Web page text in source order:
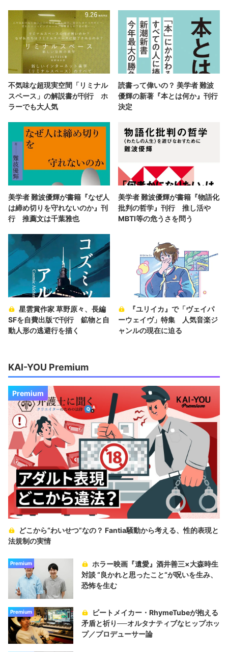
不気味な超現実空間「リミナル
スペース」の解説書が刊行 ホ
ラーでも大人気
読書って偉いの？ 美学者 難波
優輝の新著『本とは何か』刊行
決定
美学者 難波優輝が書籍『なぜ人
は締め切りを守れないのか』刊
行 推薦文は千葉雅也
美学者 難波優輝が書籍『物語化
批判の哲学』刊行 推し活や
MBTI等の危うさを問う
星雲賞作家 草野原々、長編
SFを自費出版で刊行 鉱物と自
動人形の逃避行を描く
『ユリイカ』で「ヴェイパ
ーウェイヴ」特集 人気音楽ジ
ャンルの現在に迫る
KAI-YOU Premium
Premium
どこから“わいせつ”なの？ Fantia騒動から考える、性的表現と
法規制の実情
Premium
ホラー映画『遺愛』酒井善三×大森時生
対談 “良かれと思ったこと“が呪いを生み、
恐怖を生む
Premium
ビートメイカー・RhymeTubeが抱える
矛盾と祈り──オルタナティブなヒップホッ
プ／プロデューサー論